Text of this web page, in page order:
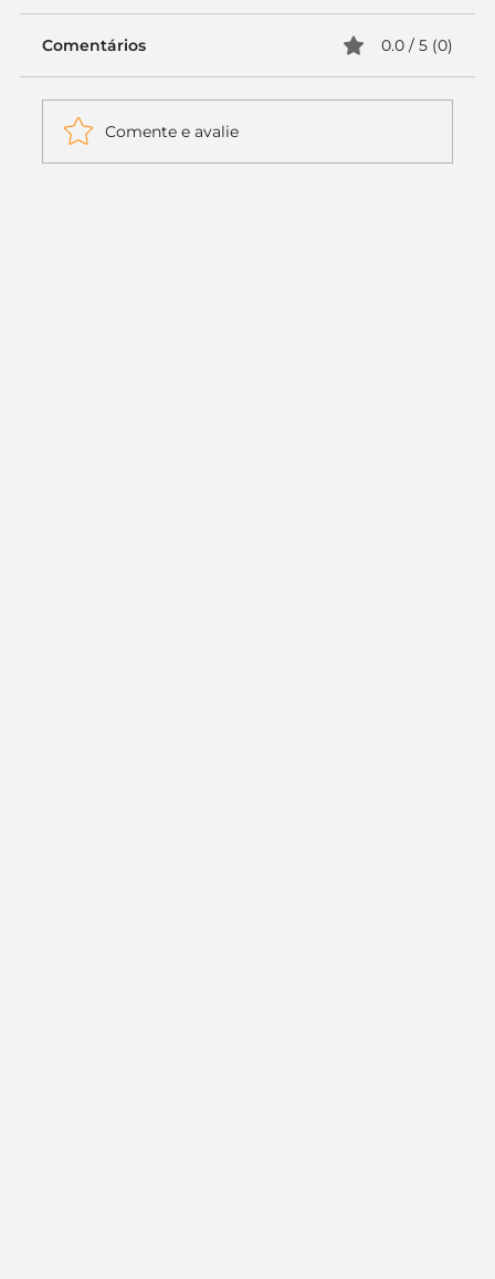
Comentários 0.0 / 5 (0)
Comente e avalie